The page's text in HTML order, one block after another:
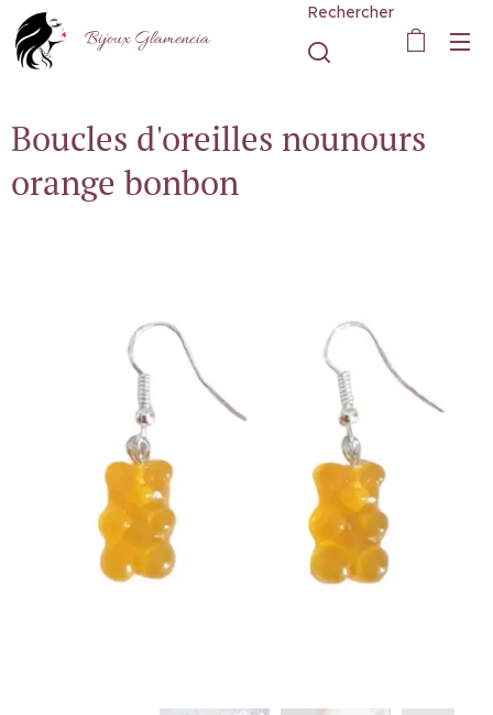
Bijoux Glamencia
Rechercher
Boucles d'oreilles nounours
orange bonbon